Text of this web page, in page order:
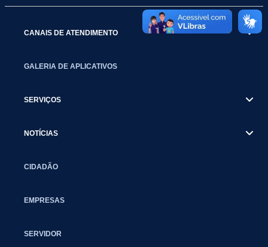
CANAIS DE ATENDIMENTO
GALERIA DE APLICATIVOS
SERVIÇOS
NOTÍCIAS
CIDADÃO
EMPRESAS
SERVIDOR